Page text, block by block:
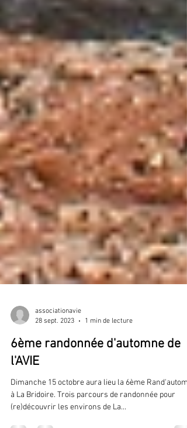
associationavie
28 sept. 2023
6ème randonnée d'automne de
l'AVIE